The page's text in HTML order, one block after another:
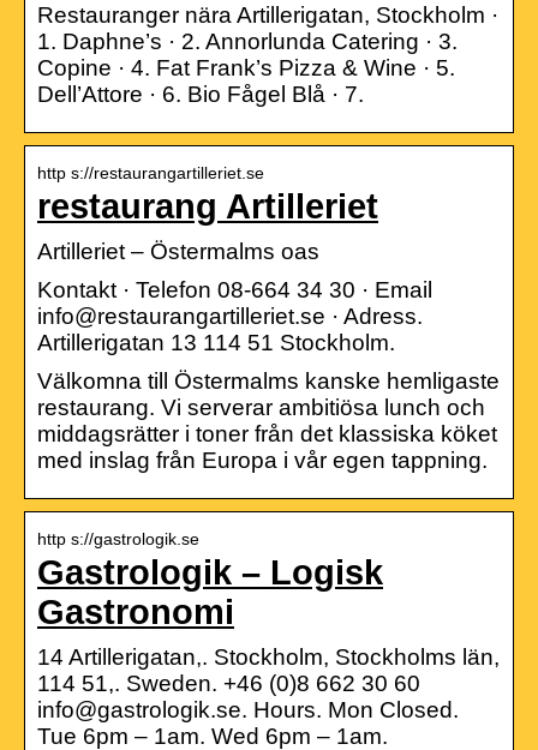
Restauranger nära Artillerigatan, Stockholm ·
1. Daphne’s · 2. Annorlunda Catering · 3.
Copine · 4. Fat Frank’s Pizza & Wine · 5.
Dell’Attore · 6. Bio Fågel Blå · 7.
http s://restaurangartilleriet.se
restaurang Artilleriet
Artilleriet – Östermalms oas
Kontakt · Telefon 08-664 34 30 · Email
info@restaurangartilleriet.se · Adress.
Artillerigatan 13 114 51 Stockholm.
Välkomna till Östermalms kanske hemligaste
restaurang. Vi serverar ambitiösa lunch och
middagsrätter i toner från det klassiska köket
med inslag från Europa i vår egen tappning.
http s://gastrologik.se
Gastrologik – Logisk
Gastronomi
14 Artillerigatan,. Stockholm, Stockholms län,
114 51,. Sweden. +46 (0)8 662 30 60
info@gastrologik.se. Hours. Mon Closed.
Tue 6pm – 1am. Wed 6pm – 1am.